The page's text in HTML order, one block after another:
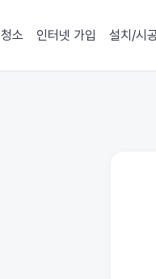
청소 인터넷 가입 설치/시